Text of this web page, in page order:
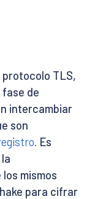
protocolo TLS,
de
intercambiar
son
. Es
mismos
para cifrar